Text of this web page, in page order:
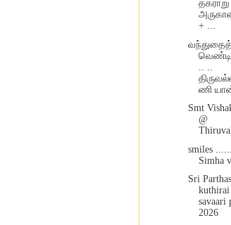
+ ...
ணி
Smt
@
smiles
Simha
Sri
kuthirai
savaari
2026